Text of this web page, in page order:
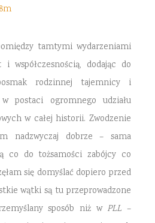
tamtymi wydarzeniami
współczesnością, dodając do
rodzinnej tajemnicy i
postaci ogromnego udziału
w całej historii. Zwodzenie
nadzwyczaj dobrze – sama
co do tożsamości zabójcy co
się domyślać dopiero przed
wątki są tu przeprowadzone
sposób niż w PLL–